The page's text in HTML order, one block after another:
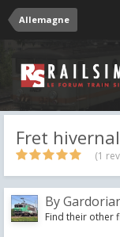
Allemagne
Fret
(1
By
Find their other